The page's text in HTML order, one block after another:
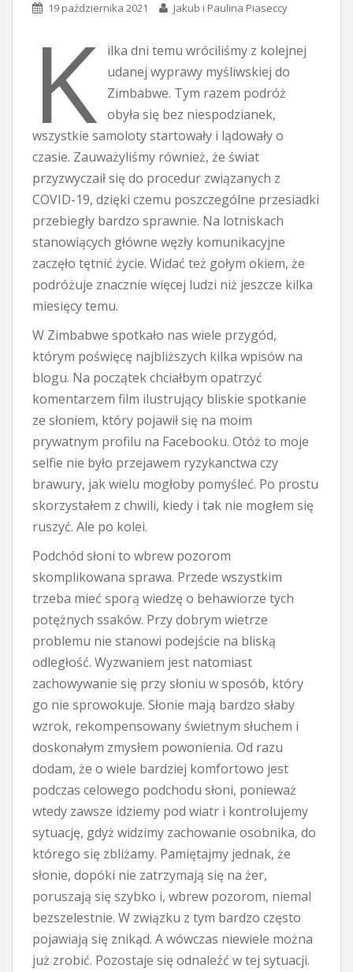
19 października 2021 Jakub i Paulina Piaseccy
K
ilka dni temu wróciliśmy z kolejnej
udanej wyprawy myśliwskiej do
Zimbabwe. Tym razem podróż
obyła się bez niespodzianek,
wszystkie samoloty startowały i lądowały o
czasie. Zauważyliśmy również, że świat
przyzwyczaił się do procedur związanych z
COVID-19, dzięki czemu poszczególne przesiadki
przebiegły bardzo sprawnie. Na lotniskach
stanowiących główne węzły komunikacyjne
zaczęło tętnić życie. Widać też gołym okiem, że
podróżuje znacznie więcej ludzi niż jeszcze kilka
miesięcy temu.
W Zimbabwe spotkało nas wiele przygód,
którym poświęcę najbliższych kilka wpisów na
blogu. Na początek chciałbym opatrzyć
komentarzem film ilustrujący bliskie spotkanie
ze słoniem, który pojawił się na moim
prywatnym profilu na Facebooku. Otóż to moje
selfie nie było przejawem ryzykanctwa czy
brawury, jak wielu mogłoby pomyśleć. Po prostu
skorzystałem z chwili, kiedy i tak nie mogłem się
ruszyć. Ale po kolei.
Podchód słoni to wbrew pozorom
skomplikowana sprawa. Przede wszystkim
trzeba mieć sporą wiedzę o behawiorze tych
potężnych ssaków. Przy dobrym wietrze
problemu nie stanowi podejście na bliską
odległość. Wyzwaniem jest natomiast
zachowywanie się przy słoniu w sposób, który
go nie sprowokuje. Słonie mają bardzo słaby
wzrok, rekompensowany świetnym słuchem i
doskonałym zmysłem powonienia. Od razu
dodam, że o wiele bardziej komfortowo jest
podczas celowego podchodu słoni, ponieważ
wtedy zawsze idziemy pod wiatr i kontrolujemy
sytuację, gdyż widzimy zachowanie osobnika, do
którego się zbliżamy. Pamiętajmy jednak, że
słonie, dopóki nie zatrzymają się na żer,
poruszają się szybko i, wbrew pozorom, niemal
bezszelestnie. W związku z tym bardzo często
pojawiają się znikąd. A wówczas niewiele można
już zrobić. Pozostaje się odnaleźć w tej sytuacji.